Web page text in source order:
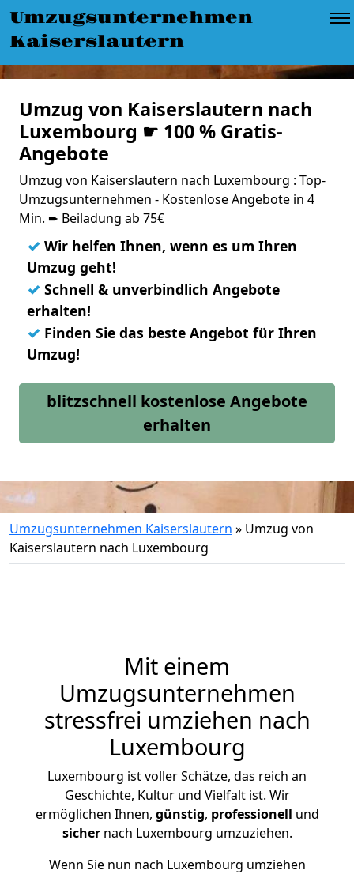
Umzugsunternehmen
Kaiserslautern
Umzug von Kaiserslautern nach
Luxembourg ☛ 100 % Gratis-
Angebote
Umzug von Kaiserslautern nach Luxembourg : Top-
Umzugsunternehmen - Kostenlose Angebote in 4
Min. ➨ Beiladung ab 75€
✓ Wir helfen Ihnen, wenn es um Ihren
Umzug geht!
✓ Schnell & unverbindlich Angebote
erhalten!
✓ Finden Sie das beste Angebot für Ihren
Umzug!
blitzschnell kostenlose Angebote
erhalten
Umzugsunternehmen Kaiserslautern » Umzug von
Kaiserslautern nach Luxembourg
Mit einem
Umzugsunternehmen
stressfrei umziehen nach
Luxembourg
Luxembourg ist voller Schätze, das reich an
Geschichte, Kultur und Vielfalt ist. Wir
ermöglichen Ihnen, günstig, professionell und
sichernach Luxembourg umzuziehen.
Wenn Sie nun nach Luxembourg umziehen